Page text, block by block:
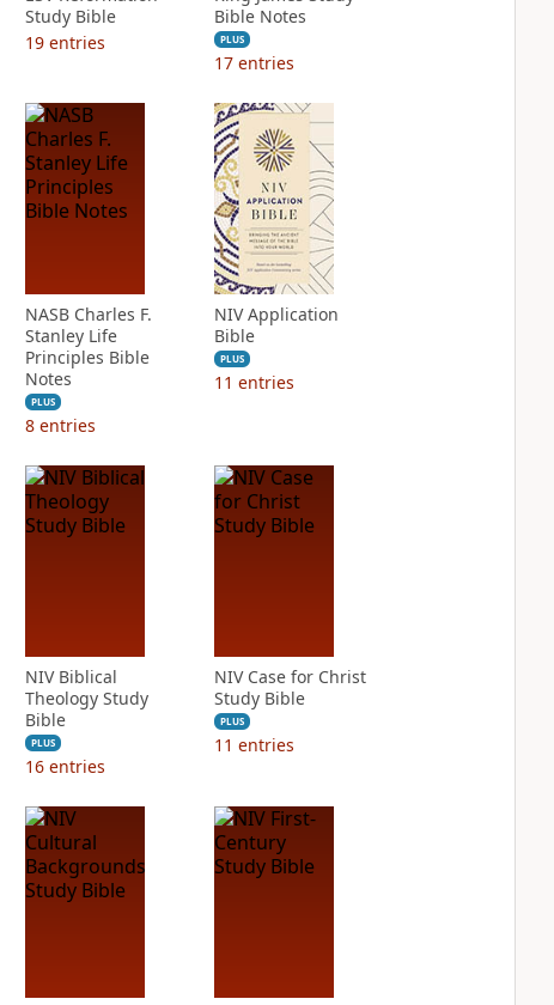
Study Bible
19 entries
Bible Notes
PLUS
17 entries
NASB Charles F.
Stanley Life
Principles Bible
Notes
PLUS
8 entries
NIV Application
Bible
PLUS
11 entries
NIV Biblical
Theology Study
Bible
PLUS
16 entries
NIV Case for Christ
Study Bible
PLUS
11 entries